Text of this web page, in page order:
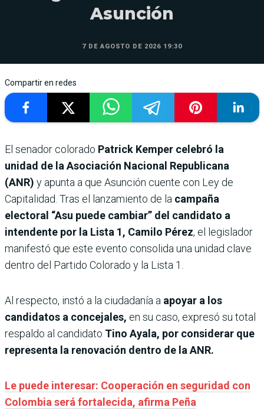
Asunción
7 DE AGOSTO DE 2026 19:30
Compartir en redes
El senador colorado Patrick Kemper celebró la
unidad de la Asociación Nacional Republicana
(ANR) y apunta a que Asunción cuente con Ley de
Capitalidad. Tras el lanzamiento de la campaña
electoral “Asu puede cambiar” del candidato a
intendente por la Lista 1, Camilo Pérez, el legislador
manifestó que este evento consolida una unidad clave
dentro del Partido Colorado y la Lista 1.
Al respecto, instó a la ciudadanía a apoyar a los
candidatos a concejales, en su caso, expresó su total
respaldo al candidato Tino Ayala, por considerar que
representa la renovación dentro de la ANR.
Le puede interesar: Cooperación en seguridad con
Colombia será fortalecida, afirma Peña